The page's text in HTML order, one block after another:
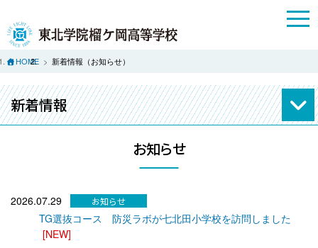
HOME 新着情報（お知らせ）
新着情報
お知らせ
2026.07.29
TG選抜コース 防災ラボが七北田小学校を訪問しました
[NEW]